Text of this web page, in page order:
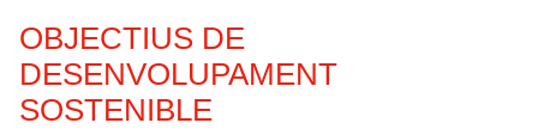
OBJECTIUS DE
DESENVOLUPAMENT
SOSTENIBLE